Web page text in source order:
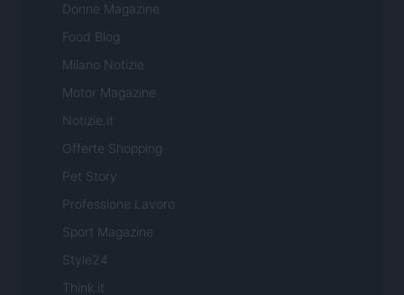
Donne Magazine
Food Blog
Milano Notizie
Motor Magazine
Notizie.it
Offerte Shopping
Pet Story
Professione Lavoro
Sport Magazine
Style24
Think.it